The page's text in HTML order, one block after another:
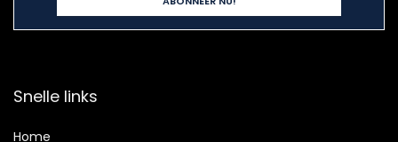
Snelle links
Home